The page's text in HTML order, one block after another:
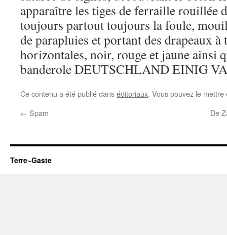
apparaître les tiges de ferraille rouillée
toujours partout toujours la foule,
de parapluies et portant des drapeaux à
horizontales, noir, rouge et jaune ainsi
banderole DEUTSCHLAND EINIG
Ce contenu a été publié danséditoriaux. Vous pouvez le
← Spam De
Terre~Gaste